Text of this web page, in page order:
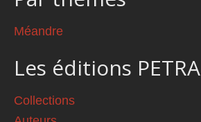
Méandre
Les éditions PETRA
Collections